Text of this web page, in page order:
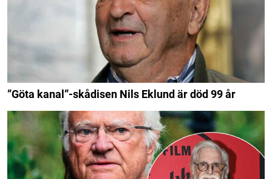
”Göta kanal”-skådisen Nils Eklund är död 99 år